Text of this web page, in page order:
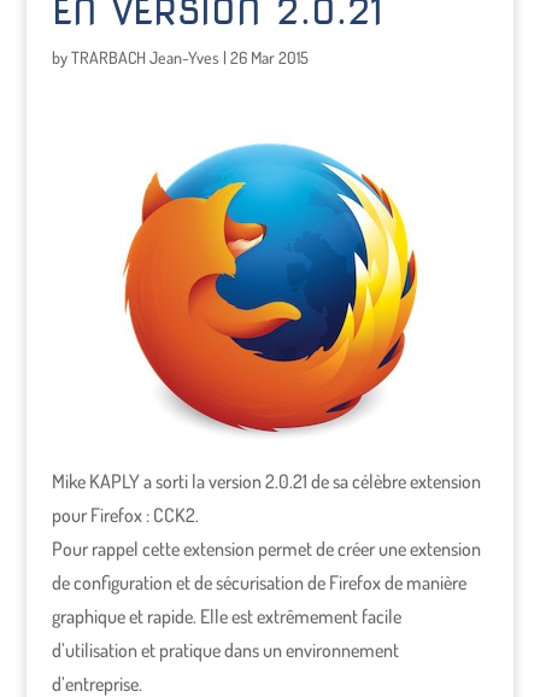
EN VERSION 2.0.21
byTRARBACH Jean-Yves | 26 Mar 2015
Mike KAPLY a sorti la version 2.0.21 de sa célèbre extension
pour Firefox : CCK2.
Pour rappel cette extension permet de créer une extension
de configuration et de sécurisation de Firefox de manière
graphique et rapide. Elle est extrêmement facile
d’utilisation et pratique dans un environnement
d’entreprise.